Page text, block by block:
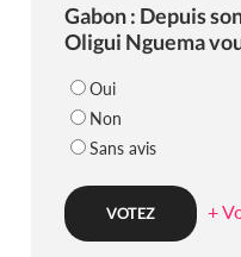
Gabon : Depuis
Oligui Nguema
Oui
Non
Sans avis
+